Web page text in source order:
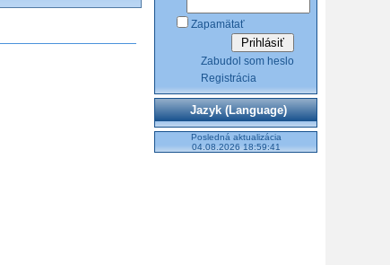
Zapamätať
Zabudol som heslo
Registrácia
Jazyk (Language)
Posledná aktualizácia
04.08.2026 18:59:41